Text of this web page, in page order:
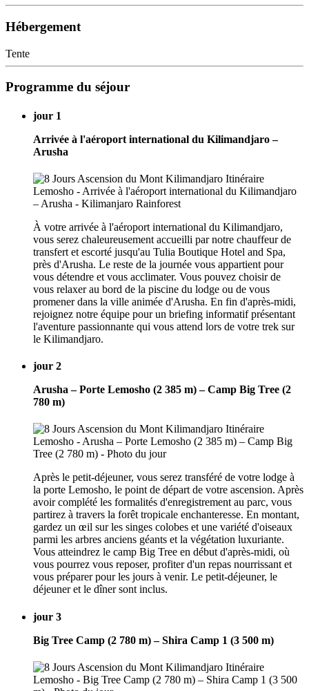
Hébergement
Tente
Programme du séjour
jour 1
Arrivée à l'aéroport international du Kilimandjaro –
Arusha
À votre arrivée à l'aéroport international du Kilimandjaro,
vous serez chaleureusement accueilli par notre chauffeur de
transfert et escorté jusqu'au Tulia Boutique Hotel and Spa,
près d'Arusha. Le reste de la journée vous appartient pour
vous détendre et vous acclimater. Vous pouvez choisir de
vous relaxer au bord de la piscine du lodge ou de vous
promener dans la ville animée d'Arusha. En fin d'après-midi,
rejoignez notre équipe pour un briefing informatif présentant
l'aventure passionnante qui vous attend lors de votre trek sur
le Kilimandjaro.
jour 2
Arusha – Porte Lemosho (2 385 m) – Camp Big Tree (2
780 m)
Après le petit-déjeuner, vous serez transféré de votre lodge à
la porte Lemosho, le point de départ de votre ascension. Après
avoir complété les formalités d'enregistrement au parc, vous
partirez à travers la forêt tropicale enchanteresse. En montant,
gardez un œil sur les singes colobes et une variété d'oiseaux
parmi les arbres anciens géants et la végétation luxuriante.
Vous atteindrez le camp Big Tree en début d'après-midi, où
vous pourrez vous reposer, profiter d'un repas nourrissant et
vous préparer pour les jours à venir. Le petit-déjeuner, le
déjeuner et le dîner sont inclus.
jour 3
Big Tree Camp (2 780 m) – Shira Camp 1 (3 500 m)